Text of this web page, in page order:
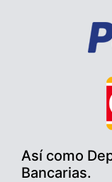
Así como
Bancarias.